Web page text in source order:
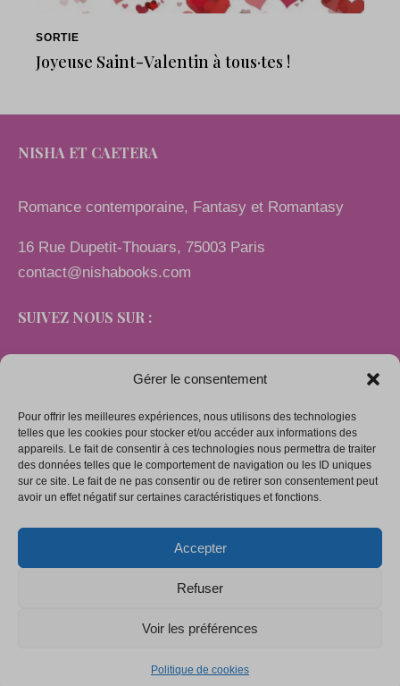
Gérer le consentement
Pour offrir les meilleures expériences, nous utilisons des technologies
telles que les cookies pour stocker et/ou accéder aux informations des
appareils. Le fait de consentir à ces technologies nous permettra de traiter
des données telles que le comportement de navigation ou les ID uniques
sur ce site. Le fait de ne pas consentir ou de retirer son consentement peut
avoir un effet négatif sur certaines caractéristiques et fonctions.
Accepter
Refuser
Voir les préférences
Politique de cookies
SORTIE
Joyeuse Saint-Valentin à tous·tes !
NISHA ET CAETERA
Romance contemporaine, Fantasy et Romantasy
16 Rue Dupetit-Thouars, 75003 Paris
contact@nishabooks.com
SUIVEZ NOUS SUR :
LIENS
Mentions légales
Politique de confidentialité
Politique de cookies (UE)